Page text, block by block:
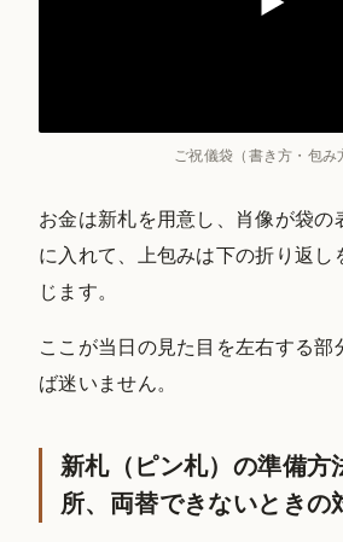
ご祝儀袋（書き方・包み
お金は新札を用意し、肖像が袋の
に入れて、上包みは下の折り返し
じます。
ここが当日の見た目を左右する部
ば迷いません。
新札（ピン札）の準備方
所、両替できないときの